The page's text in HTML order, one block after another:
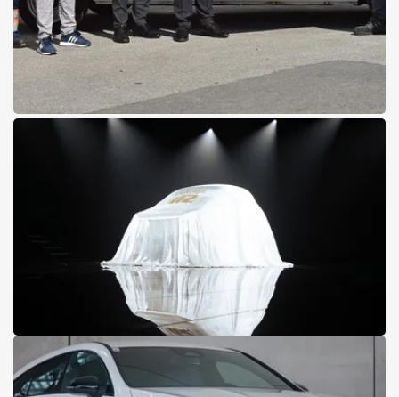
Ein Mercedes-Benz eCitan für
Wals-Siezenheim
Die Gemeinde Wals-Siezenheim startet elektrisch in die Zukunft
Details zum Gemeindefahrzeug
30.04.2026
Das smart #2 Concept Car